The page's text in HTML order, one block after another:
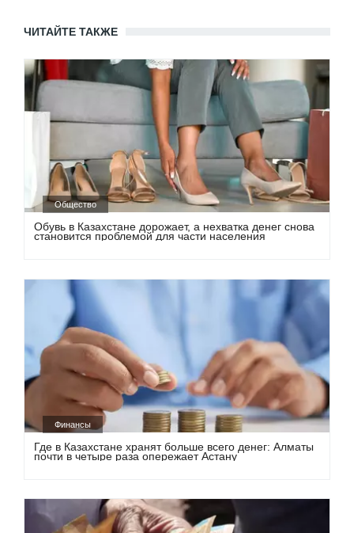
ЧИТАЙТЕ ТАКЖЕ
Общество
Обувь в Казахстане дорожает, а нехватка денег снова
становится проблемой для части населения
Финансы
Где в Казахстане хранят больше всего денег: Алматы
почти в четыре раза опережает Астану